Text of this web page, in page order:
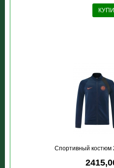
Спортивный костюм